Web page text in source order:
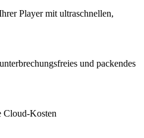
Player mit ultraschnellen,
und packendes
Cloud-Kosten